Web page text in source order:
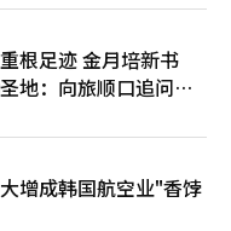
根足迹 金月培新书
地：向旅顺口追问历
增成韩国航空业"香饽